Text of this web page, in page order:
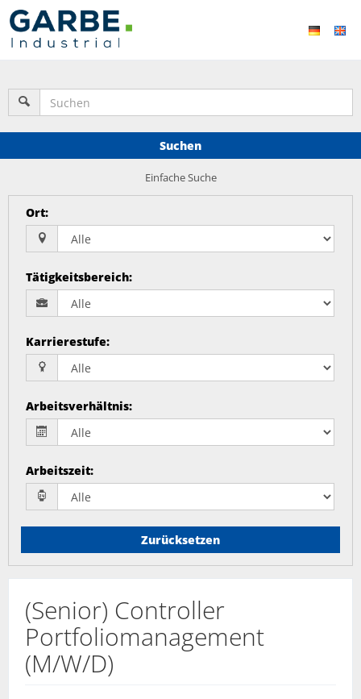
Suchen
Einfache Suche
Ort:
Tätigkeitsbereich:
Karrierestufe:
Arbeitsverhältnis:
Arbeitszeit:
Zurücksetzen
(Senior) Controller
Portfoliomanagement
(M/W/D)